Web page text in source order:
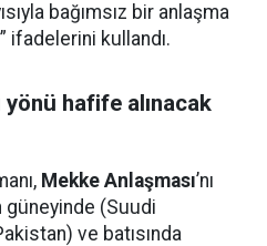
bağımsız bir anlaşma
ifadelerini kullandı.
yönü hafife alınacak
Mekke Anlaşması’nı
güneyinde (Suudi
ve batısında